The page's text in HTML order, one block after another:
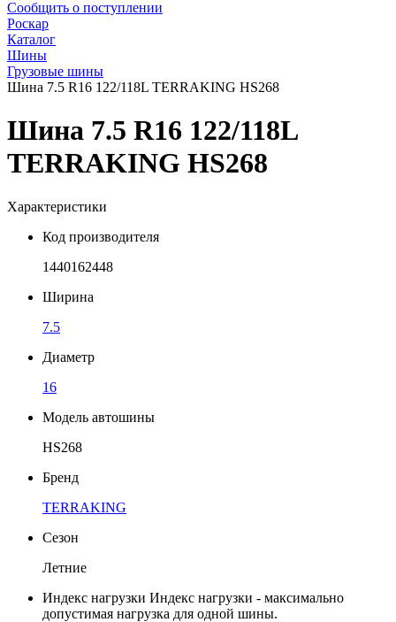
Сообщить о поступлении
Роскар
Каталог
Шины
Грузовые шины
Шина 7.5 R16 122/118L TERRAKING HS268
Шина 7.5 R16 122/118L
TERRAKING HS268
Характеристики
Код производителя
1440162448
Ширина
7.5
Диаметр
16
Модель автошины
HS268
Бренд
TERRAKING
Сезон
Летние
Индекс нагрузки Индекс нагрузки - максимально
допустимая нагрузка для одной шины.